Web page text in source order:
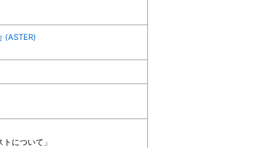
(ASTER)
について」